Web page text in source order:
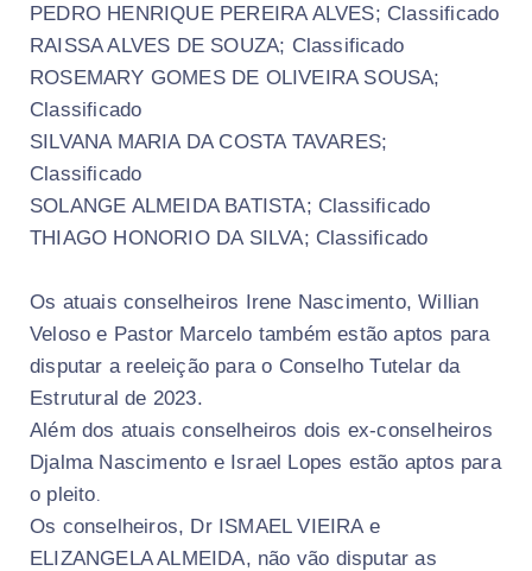
PEDRO HENRIQUE PEREIRA ALVES; Classificado
RAISSA ALVES DE SOUZA; Classificado
ROSEMARY GOMES DE OLIVEIRA SOUSA;
Classificado
SILVANA MARIA DA COSTA TAVARES;
Classificado
SOLANGE ALMEIDA BATISTA; Classificado
THIAGO HONORIO DA SILVA; Classificado
Os atuais conselheiros Irene Nascimento, Willian
Veloso e Pastor Marcelo também estão aptos para
disputar a reeleição para o Conselho Tutelar da
Estrutural de 2023.
Além dos atuais conselheiros dois ex-conselheiros
Djalma Nascimento e Israel Lopes estão aptos para
o pleito.
Os conselheiros, Dr ISMAEL VIEIRA e
ELIZANGELA ALMEIDA, não vão disputar as